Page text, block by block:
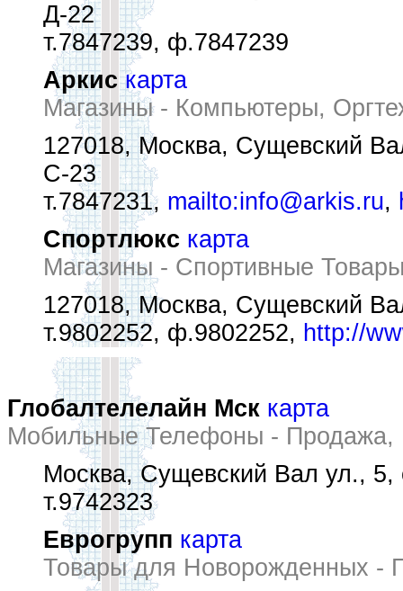
Д-22
т.7847239, ф.7847239
Аркис карта
Магазины - Компьютеры,
127018, Москва, Сущевский
С-23
т.7847231, mailto:info@arkis.ru,
Спортлюкс карта
Магазины - Спортивные
127018, Москва, Сущевский
т.9802252, ф.9802252, http://
Глобалтелелайн Мск карта
Мобильные Телефоны - Продажа,
Москва, Сущевский Вал ул., 5,
т.9742323
Еврогрупп карта
Товары для Новорожденных -